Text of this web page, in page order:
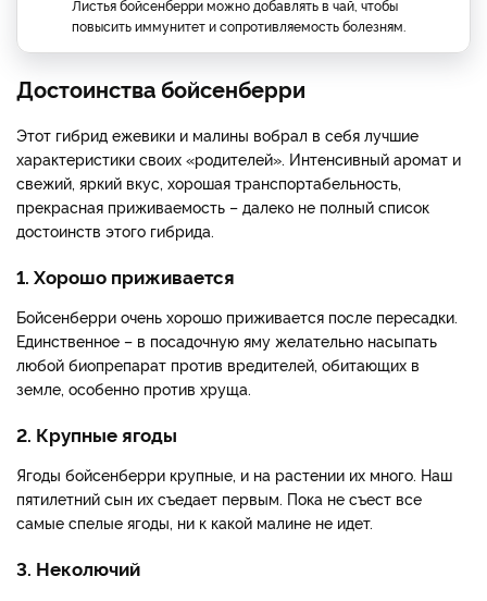
Листья бойсенберри можно добавлять в чай, чтобы
повысить иммунитет и сопротивляемость болезням.
Достоинства бойсенберри
Этот гибрид ежевики и малины вобрал в себя лучшие
характеристики своих «родителей». Интенсивный аромат и
свежий, яркий вкус, хорошая транспортабельность,
прекрасная приживаемость – далеко не полный список
достоинств этого гибрида.
1. Хорошо приживается
Бойсенберри очень хорошо приживается после пересадки.
Единственное – в посадочную яму желательно насыпать
любой биопрепарат против вредителей, обитающих в
земле, особенно против хруща.
2. Крупные ягоды
Ягоды бойсенберри крупные, и на растении их много. Наш
пятилетний сын их съедает первым. Пока не съест все
самые спелые ягоды, ни к какой малине не идет.
3. Неколючий